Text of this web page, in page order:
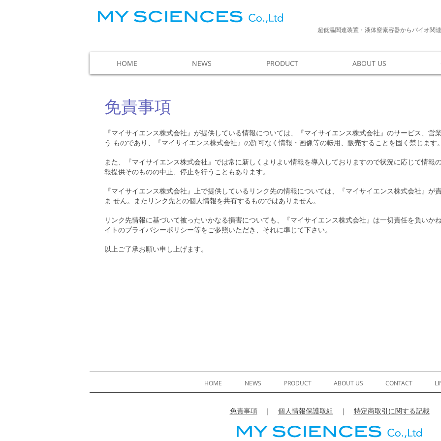
超低温関連装置・液体窒素容器からバイオ関
HOME NEWS PRODUCT ABOUT US
免責事項
『マイサイエンス株式会社』が提供している情報については、『マイサイエンス株式会社』のサービス、営
う ものであり、『マイサイエンス株式会社』の許可なく情報・画像等の転用、販売することを固く禁じます
また、『マイサイエンス株式会社』では常に新しくよりよい情報を導入しておりますので状況に応じて情報
報提供そのものの中止、停止を行うこともあります。
『マイサイエンス株式会社』上で提供しているリンク先の情報については、『マイサイエンス株式会社』が
ま せん。またリンク先との個人情報を共有するものではありません。
リンク先情報に基づいて被ったいかなる損害についても、『マイサイエンス株式会社』は一切責任を負いか
イトのプライバシーポリシー等をご参照いただき、それに準じて下さい。
以上ご了承お願い申し上げます。
HOME NEWS PRODUCT ABOUT US CONTACT
免責事項｜ 個人情報保護取組 ｜ 特定商取引に関する記載